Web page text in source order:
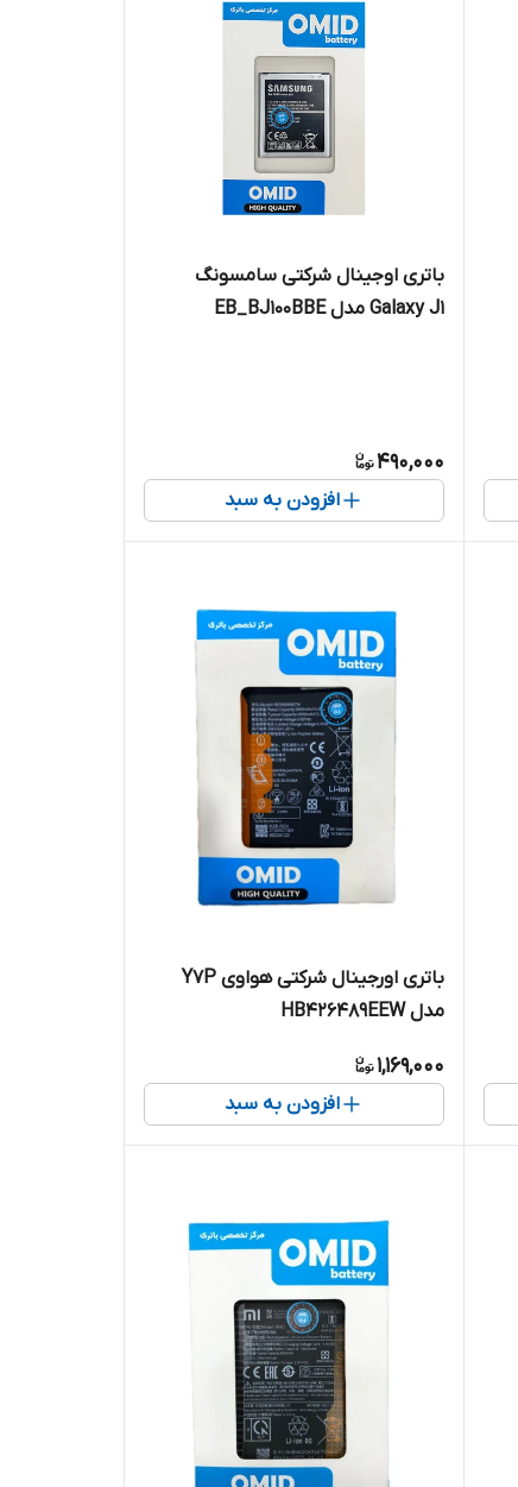
باتری اوجینال شرکتی سامسونگ
Galaxy J1 مدل EB_BJ100BBE
490,000
افزودن به سبد
باتری اورجینال شرکتی هواوی Y7P
مدل HB426489EEW
1,169,000
افزودن به سبد